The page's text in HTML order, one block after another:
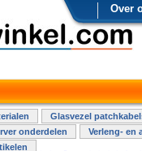
Over
Glasvezel
onderdelen
Verleng- en